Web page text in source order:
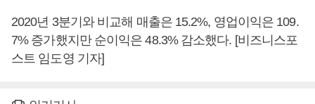
2020년 3분기와 비교해 매출은 15.2%, 영업이익은 109.
7% 증가했지만 순이익은 48.3% 감소했다. [비즈니스포
스트 임도영 기자]